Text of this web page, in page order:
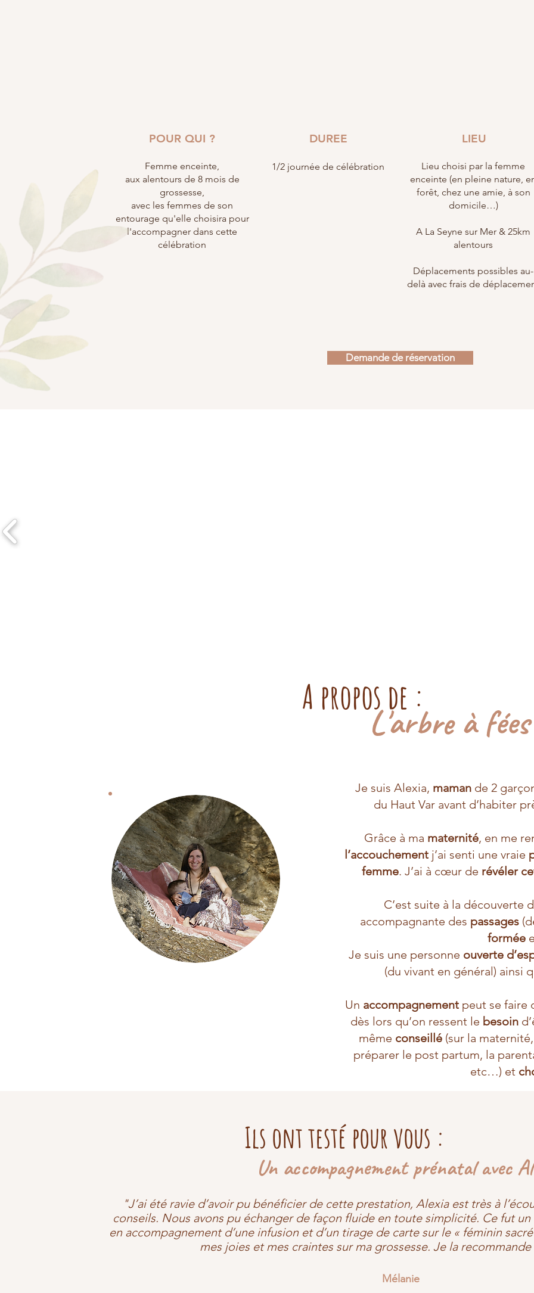
POUR QUI ?
Femme enceinte,
aux alentours de 8 mois de
grossesse,
avec les femmes de son
entourage qu'elle choisira pour
l'accompagner dans cette
célébration
DUREE
1/2 journée de célébration
LIEU
Lieu choisi par la femme
enceinte (en pleine nature,
forêt, chez une amie, à son
domicile…)
A La Seyne sur Mer & 25km
alentours
Déplacements possibles au-
delà avec frais de
Demande de réservation
L'arbre à fées
A propos de :
Je suis Alexia, maman de 2
du Haut Var avant d’habiter
Grâce à ma maternité, en me
l’accouchementj’ai senti une vraie
femme. J’ai à cœur de révéler
C’est suite à la découverte
accompagnante des passages
formée
Je suis une personne ouverte
(du vivant en général) ainsi
Un accompagnement peut se faire
dès lors qu’on ressent le besoin
même conseillé (sur la
préparer le post partum, la
etc…) et
Ils ont testé pour vous :
Un accompagnement prénatal avec
"J’ai été ravie d’avoir pu bénéficier de cette prestation, Alexia est très à
conseils. Nous avons pu échanger de façon fluide en toute simplicité. Ce fut
en accompagnement d’une infusion et d’un tirage de carte sur le « féminin
mes joies et mes craintes sur ma grossesse. Je la
Mélanie